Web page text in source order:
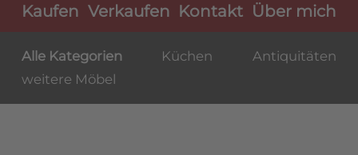
Navigation
Kaufen Verkaufen Kontakt Über mich
Alle Kategorien Küchen
Antiquitäten
weitere Möbel